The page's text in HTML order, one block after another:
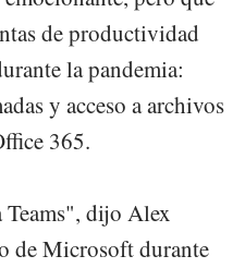
de productividad
la pandemia:
y acceso a archivos
365.
dijo Alex
de Microsoft durante